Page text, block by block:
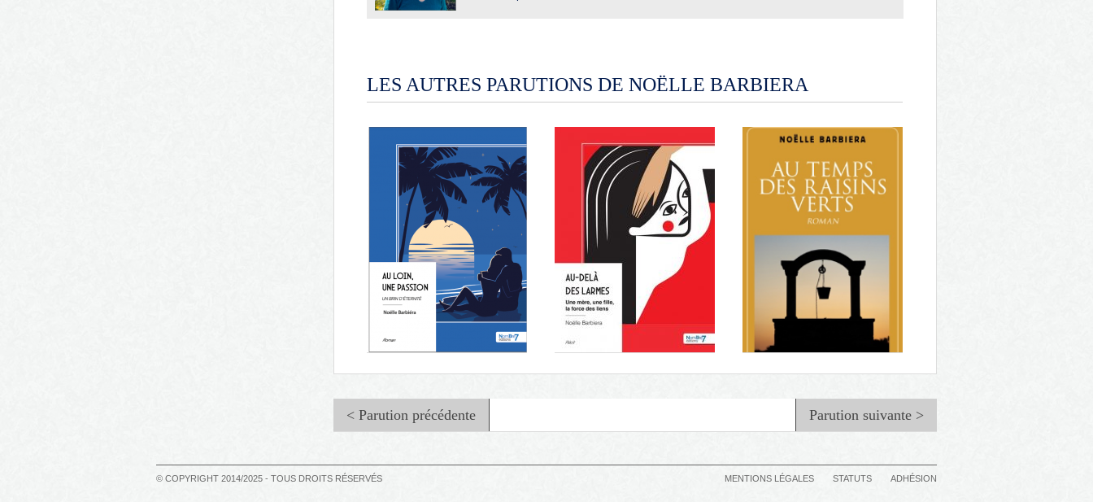
LES AUTRES PARUTIONS DE NOËLLE BARBIERA
< Parution précédente Parution suivante >
© COPYRIGHT 2014/2025 - TOUS DROITS RÉSERVÉS MENTIONS LÉGALES STATUTS ADHÉSION